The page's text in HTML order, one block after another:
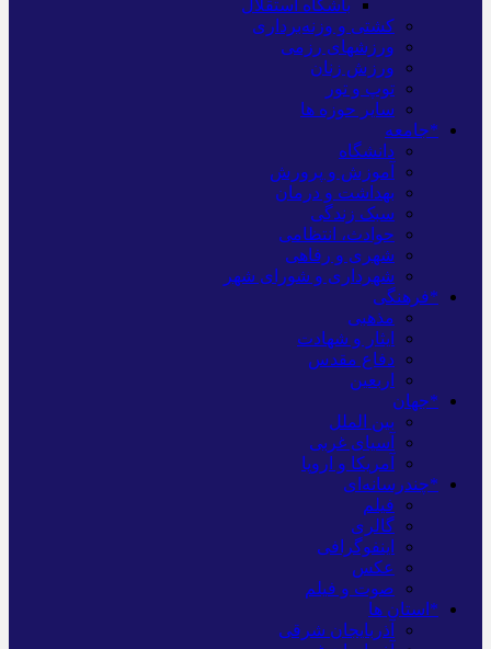
باشگاه استقلال
کشتی و وزنه‌برداری
ورزشهای رزمی
ورزش زنان
توپ و تور
سایر حوزه ها
*جامعه
دانشگاه
آموزش و پرورش
بهداشت و درمان
سبک زندگی
حوادث، انتظامی
شهری و رفاهی
شهرداری و شورای شهر
*فرهنگی
مذهبی
ایثار و شهادت
دفاع مقدس
اربعین
*جهان
بین الملل
آسیای غربی
آمریکا و اروپا
*چندرسانه‌ای
فیلم
گالری
اینفوگرافی
عکس
صوت و فیلم
*استان ها
آذربایجان شرقی